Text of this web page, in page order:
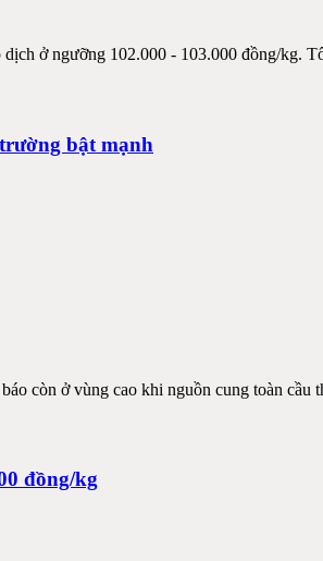
ở ngưỡng 102.000 - 103.000 đồng/kg.
bật mạnh
còn ở vùng cao khi nguồn cung toàn cầu
đồng/kg